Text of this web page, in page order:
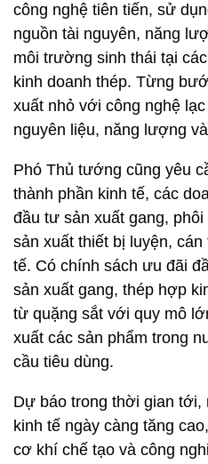
công nghệ tiên tiến, sử
nguồn tài nguyên, năng
môi trường sinh thái tại
kinh doanh thép. Từng
xuất nhỏ với công nghệ
nguyên liệu, năng lượng
Phó Thủ tướng cũng yêu
thành phần kinh tế, các
đầu tư sản xuất gang,
sản xuất thiết bị luyện,
tế. Có chính sách ưu đãi
sản xuất gang, thép hợp
từ quặng sắt với quy mô
xuất các sản phẩm trong
cầu tiêu dùng.
Dự báo trong thời gian tới,
kinh tế ngày càng tăng
cơ khí chế tạo và công